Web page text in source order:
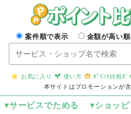
案件順で表示 金額が高い
お気に入り 使い方
ﾎﾟｲﾝﾄ比較ｶﾞ
本サイトはプロモーションが
▾サービスでためる ▾ショッ